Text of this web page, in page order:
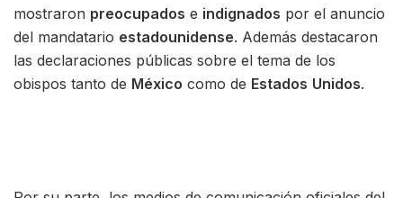
mostraron preocupados e indignados por el anuncio
del mandatario estadounidense. Además destacaron
las declaraciones públicas sobre el tema de los
obispos tanto de México como de Estados Unidos.